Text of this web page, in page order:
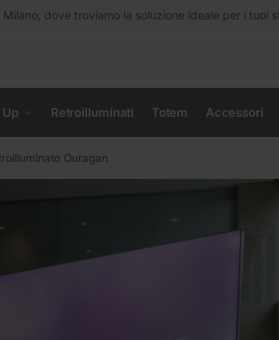
Milano, dove troviamo la soluzione ideale per i tuoi
Up Retroilluminati Totem Accessori
Ouragan